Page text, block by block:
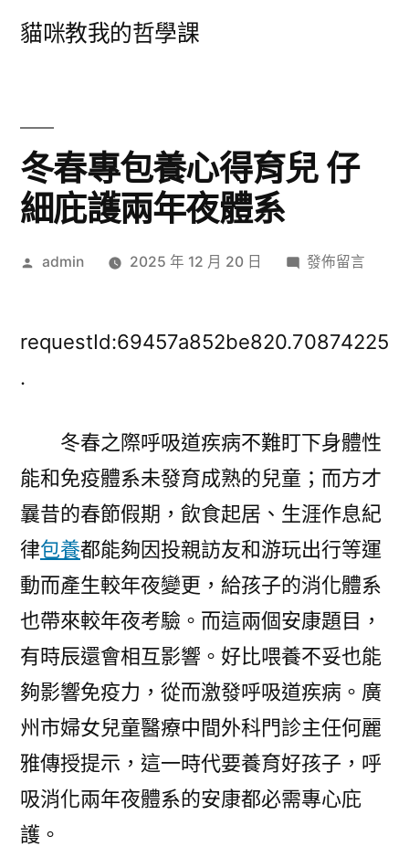
貓咪教我的哲學課
冬春專包養心得育兒 仔
細庇護兩年夜體系
作
admin 2025 年 12 月 20 日
在
專
得
兒
仔
細
護
兩
年
夜
體
系〉
發佈留言
requestId:69457a852be820.70874225
.
冬春之際呼吸道疾病不難盯下身體性
能和免疫體系未發育成熟的兒童；而方才
曩昔的春節假期，飲食起居、生涯作息紀
律包養都能夠因投親訪友和游玩出行等運
動而產生較年夜變更，給孩子的消化體系
也帶來較年夜考驗。而這兩個安康題目，
有時辰還會相互影響。好比喂養不妥也能
夠影響免疫力，從而激發呼吸道疾病。廣
州市婦女兒童醫療中間外科門診主任何麗
雅傳授提示，這一時代要養育好孩子，呼
吸消化兩年夜體系的安康都必需專心庇
護。